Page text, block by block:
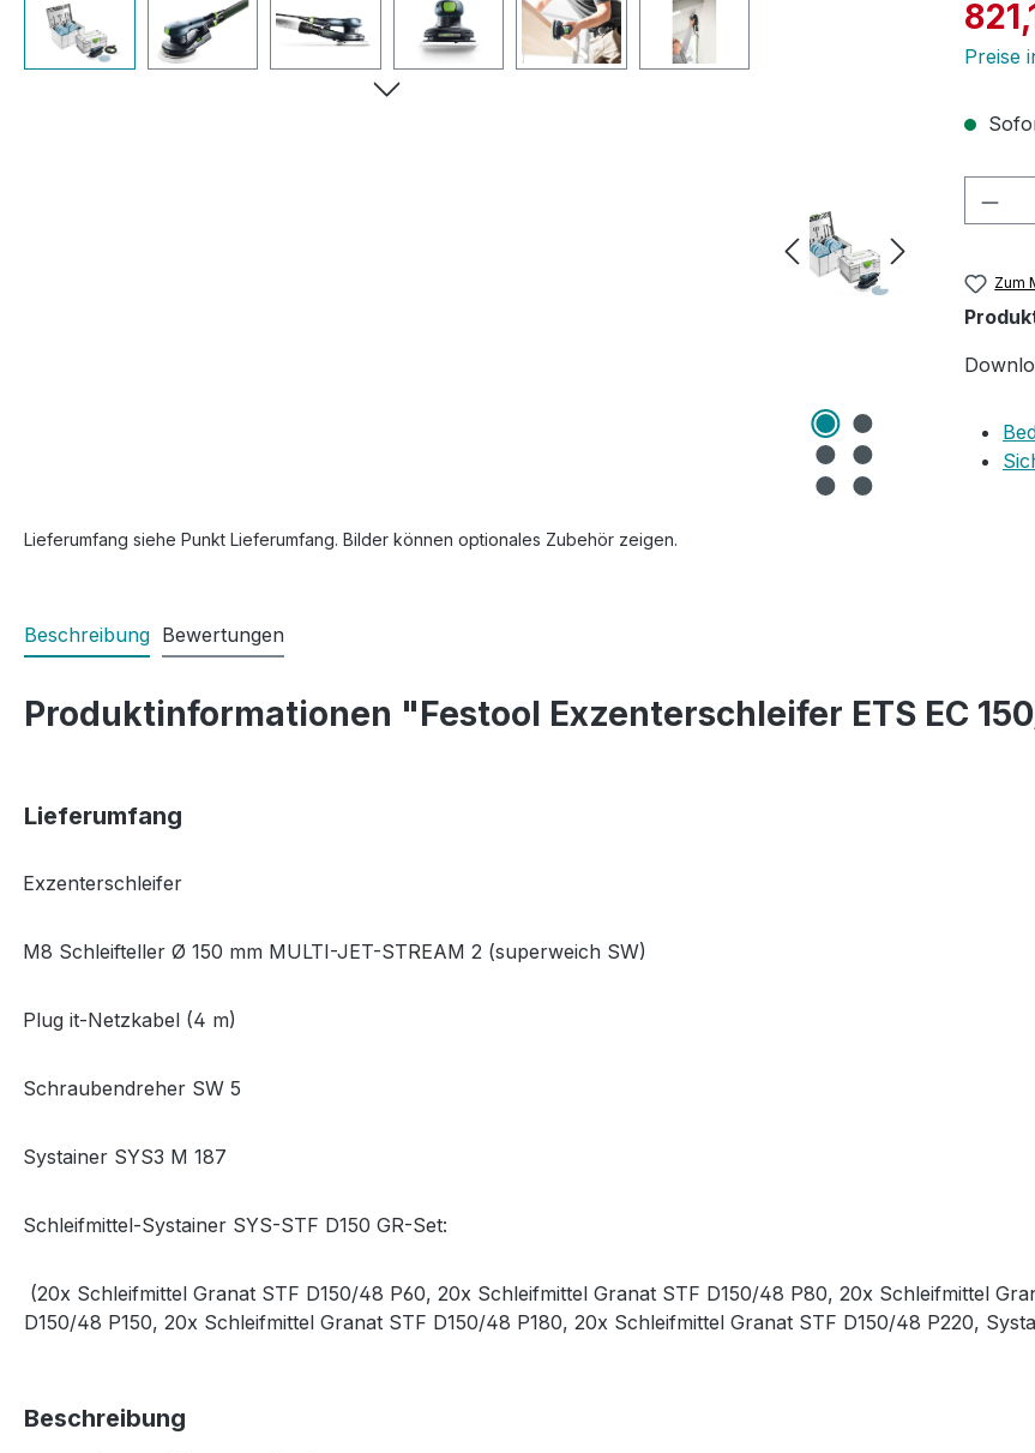
Lieferumfang siehe Punkt Lieferumfang. Bilder können optionales Zubehör zeigen.
Preise
Zum
Beschreibung Bewertungen
Produktinformationen "Festool Exzenterschleifer ETS EC
Lieferumfang
Exzenterschleifer
M8 Schleifteller Ø 150 mm MULTI-JET-STREAM 2 (superweich SW)
Plug it-Netzkabel (4 m)
Schraubendreher SW 5
Systainer SYS3 M 187
Schleifmittel-Systainer SYS-STF D150 GR-Set:
(20x Schleifmittel Granat STF D150/48 P60, 20x Schleifmittel Granat STF D150/48 P80, 20x Schleifmittel
D150/48 P150, 20x Schleifmittel Granat STF D150/48 P180, 20x Schleifmittel Granat STF D150/48 P220,
Beschreibung